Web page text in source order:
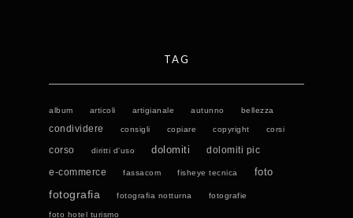
TAG
album articoli artigianale autunno bellezza
condividere consigli copiare copyright corsi
corso diritti d'uso dolomiti dolomiti pic
e-commerce fassacom fisheye tecnica foto
fotografia fotografia notturna fotografie
foto hotel turismo